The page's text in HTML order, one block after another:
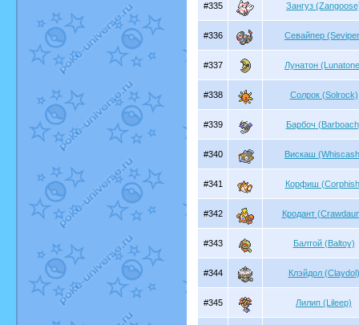
#335 Зангуз
#336 Севайпер
#337 Лунатон
#338 Солрок (Solrock)
#339 Барбоч
#340 Вискаш
#341 Корфиш
#342 Кродант
#343 Балтой (Baltoy)
#344 Клэйдол (Claydol)
#345 Лилип (Lileep)